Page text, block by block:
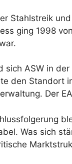
Stahlstreik
ging 1998
sich ASW in
den Standort
Der
Was sich